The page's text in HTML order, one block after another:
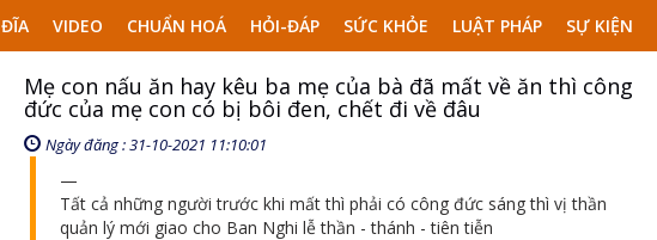
ĐĨA VIDEO CHUẨN HOÁ HỎI-ĐÁP SỨC KHỎE LUẬT PHÁP SỰ KIỆN
Mẹ con nấu ăn hay kêu ba mẹ của bà đã mất về ăn thì công
đức của mẹ con có bị bôi đen, chết đi về đâu
Ngày đăng : 31-10-2021 11:10:01
Tất cả những người trước khi mất thì phải có công đức sáng thì vị thần
quản lý mới giao cho Ban Nghi lễ thần - thánh - tiên tiễn